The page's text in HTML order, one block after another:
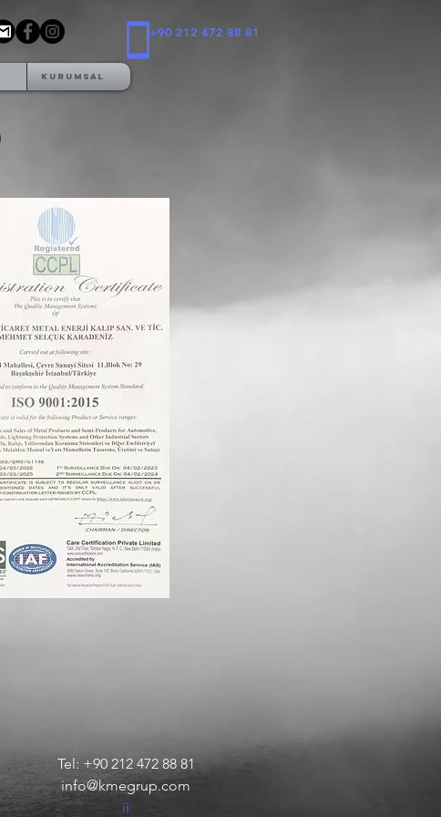
Kurumsal
+90 212 472 88 81
Tel: +90 212 472 88 81
info@kmegrup.com
ii